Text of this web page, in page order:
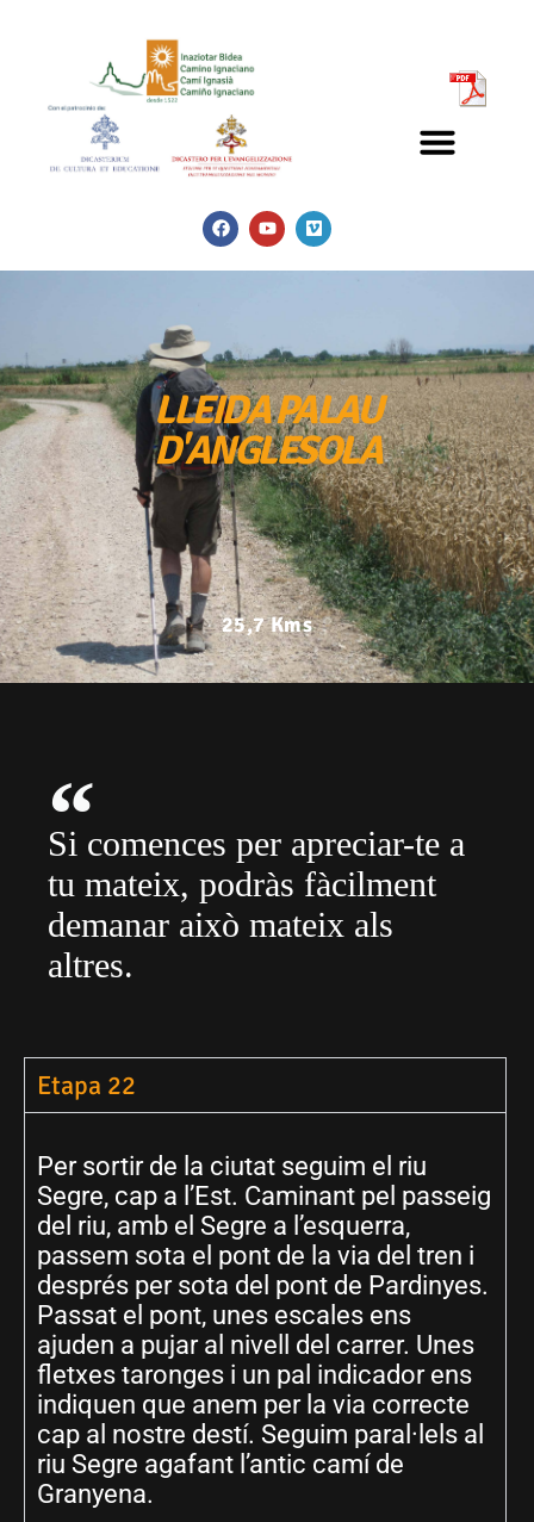
LLEIDA PALAU
D'ANGLESOLA
25,7 Kms
Si comences per apreciar-te a
tu mateix, podràs fàcilment
demanar això mateix als
altres.
Etapa 22
Per sortir de la ciutat seguim el riu
Segre, cap a l’Est. Caminant pel passeig
del riu, amb el Segre a l’esquerra,
passem sota el pont de la via del tren i
després per sota del pont de Pardinyes.
Passat el pont, unes escales ens
ajuden a pujar al nivell del carrer. Unes
fletxes taronges i un pal indicador ens
indiquen que anem per la via correcte
cap al nostre destí. Seguim paral·lels al
riu Segre agafant l’antic camí de
Granyena.